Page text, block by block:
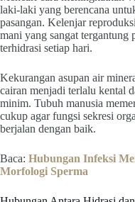
laki-laki yang berencana
pasangan. Kelenjar
mani yang sangat tergantung
terhidrasi setiap hari.
Kekurangan asupan air
cairan menjadi terlalu kental
minim. Tubuh manusia
cukup agar fungsi sekresi
berjalan dengan baik.
Baca: Hubungan Infeksi
Morfologi Sperma